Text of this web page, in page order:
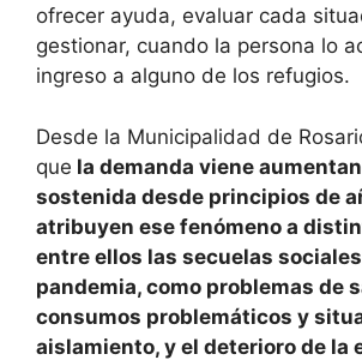
ofrecer ayuda, evaluar cada
gestionar, cuando la persona lo
ingreso a alguno de los refugios.
Desde la Municipalidad de
que la demanda viene
sostenida desde principios de
atribuyen ese fenómeno a
entre ellos las secuelas
pandemia, como problemas de
consumos problemáticos y
aislamiento, y el deterioro de la